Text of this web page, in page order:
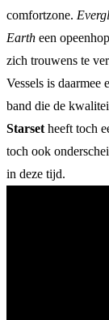
comfortzone.
Earth een
zich trouwens te
Vessels is daarmee
band die de
Starset heeft toch
toch ook
in deze tijd.